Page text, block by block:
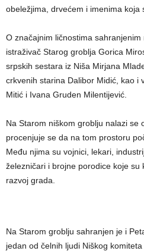
obeležjima, drvećem i imenima koja
O značajnim ličnostima
istraživač Starog groblja Gorica
srpskih sestara iz Niša Mirjana
crkvenih starina Dalibor Midić, kao i
Mitić i Ivana Gruden Milentijević.
Na Starom niškom groblju nalazi se
procenjuje se da na tom prostoru
Među njima su vojnici, lekari,
železničari i brojne porodice koje su
razvoj grada.
Na Starom groblju sahranjen je i
jedan od čelnih ljudi Niškog